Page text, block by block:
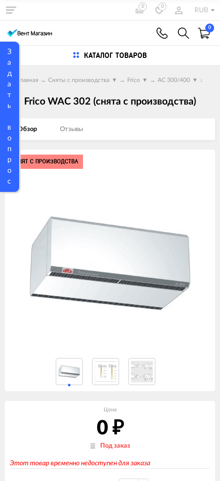
З
а
д
а
т
ь
в
о
п
р
о
с
0 0
RUB
0
КАТАЛОГ ТОВАРОВ
Главная → Сняты с производства ▼ → Frico ▼ → AC 300/400 ▼ ↓
Frico WAC 302 (снята с производства)
Обзор Отзывы
Изображения
товаров
СНЯТ С ПРОИЗВОДСТВА
Цена
0 ₽
Под заказ
Этот товар временно недоступен для заказа